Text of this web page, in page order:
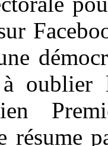
oublier
résume